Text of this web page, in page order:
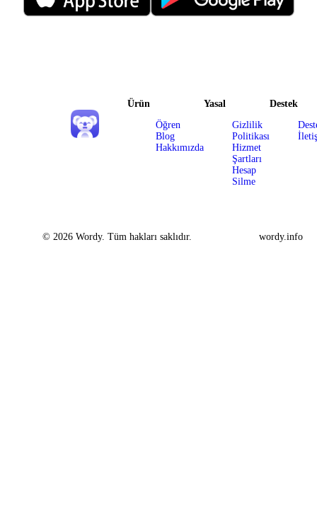
Ürün
Öğren
Blog
Hakkımızda
Yasal
Gizlilik
Politikası
Hizmet
Şartları
Hesap
Silme
Destek
© 2026 Wordy. Tüm hakları saklıdır. wordy.info